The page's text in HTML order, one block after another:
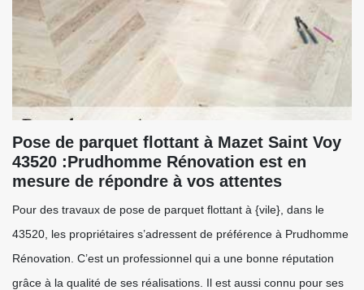
Pose de parquet flottant à Mazet Saint Voy
43520 :Prudhomme Rénovation est en
mesure de répondre à vos attentes
Pour des travaux de pose de parquet flottant à {vile}, dans le
43520, les propriétaires s’adressent de préférence à Prudhomme
Rénovation. C’est un professionnel qui a une bonne réputation
grâce à la qualité de ses réalisations. Il est aussi connu pour ses